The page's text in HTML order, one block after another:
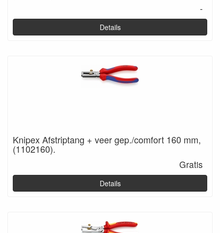
-
Details
Knipex Afstriptang + veer gep./comfort 160 mm,
(1102160).
Gratis
Details